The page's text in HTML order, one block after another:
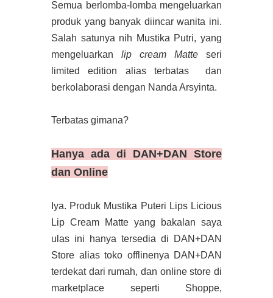
Semua berlomba-lomba mengeluarkan
produk yang banyak diincar wanita ini.
Salah satunya nih Mustika Putri, yang
mengeluarkan lip cream Matte seri
limited edition alias terbatas dan
berkolaborasi dengan Nanda Arsyinta.
Terbatas gimana?
Hanya ada di DAN+DAN Store
dan Online
Iya. Produk Mustika Puteri Lips Licious
Lip Cream Matte yang bakalan saya
ulas ini hanya tersedia di DAN+DAN
Store alias toko offlinenya DAN+DAN
terdekat dari rumah, dan online store di
marketplace seperti Shoppe,